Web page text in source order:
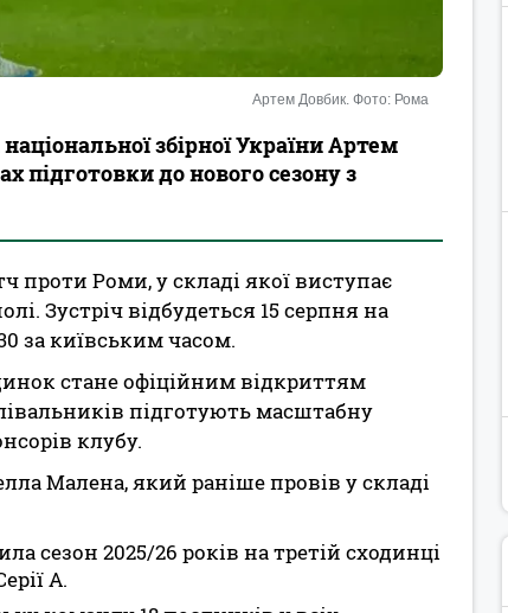
Артем Довбик. Фото: Рома
збірної України Артем
підготовки до нового сезону з
проти Роми, у складі якої виступає
Зустріч відбудеться 15 серпня на
за київським часом.
стане офіційним відкриттям
підготують масштабну
клубу.
Малена, який раніше провів у складі
сезон 2025/26 років на третій сходинці
А.